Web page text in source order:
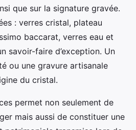
que sur la signature gravée.
: verres cristal, plateau
baccarat, verres eau et
savoir-faire d’exception. Un
ou une gravure artisanale
du cristal.
permet non seulement de
mais aussi de constituer une